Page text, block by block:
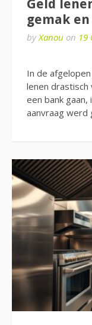
Geld
gemak
byXanou on 19
In de
lenen
een bank
aanvraag werd